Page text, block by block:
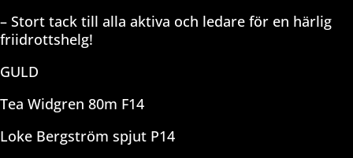
– Stort tack till alla aktiva och ledare för en härlig
friidrottshelg!
GULD
Tea Widgren 80m F14
Loke Bergström spjut P14